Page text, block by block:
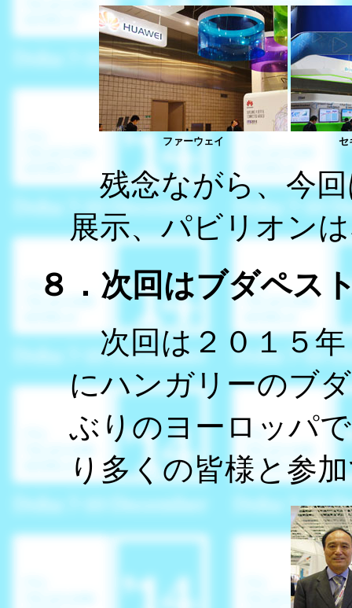
ファーウェイ セ
残念ながら、今回
展示、パビリオン
８．次回はブダペス
次回は２０１５年
にハンガリーのブ
ぶりのヨーロッパ
り多くの皆様と参